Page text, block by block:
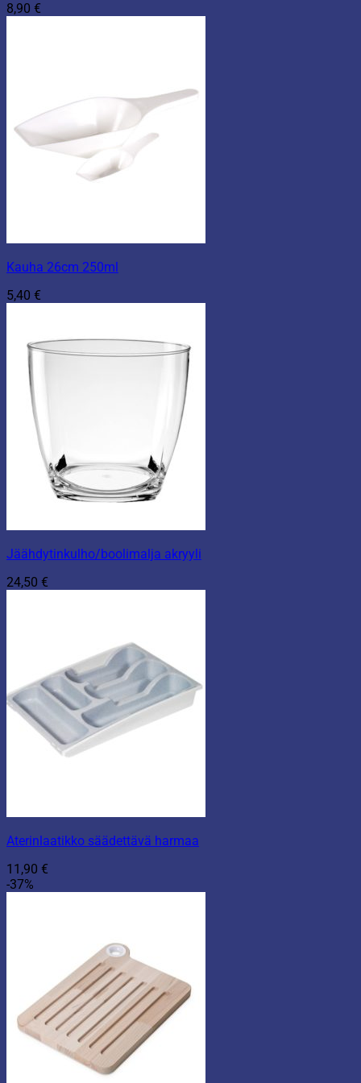
8,90 €
Kauha 26cm 250ml
5,40 €
Jäähdytinkulho/boolimalja akryyli
24,50 €
Aterinlaatikko säädettävä harmaa
11,90 €
-37%